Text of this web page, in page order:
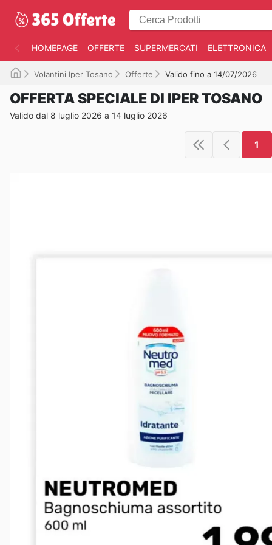
HOMEPAGE OFFERTE SUPERMERCATI ELETTRONICA
Volantini Iper Tosano Offerte Valido fino a 14/07/2026
OFFERTA SPECIALE DI IPER TOSANO
Valido dal 8 luglio 2026 a 14 luglio 2026
1